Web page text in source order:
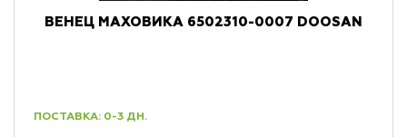
ВЕНЕЦ МАХОВИКА 6502310-0007 DOOSAN
ПОСТАВКА: 0-3 ДН.